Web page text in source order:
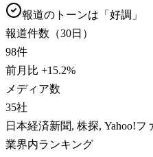
報道のトーンは「 好調 」
報道件数（30日）
98件
前月比 +15.2%
メディア数
35社
日本経済新聞, 株探, Yahoo!
業界内ランキング